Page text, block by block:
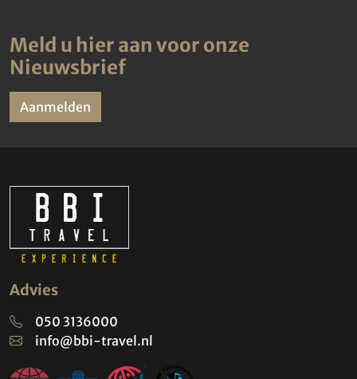
Meld u hier aan voor onze
Nieuwsbrief
Aanmelden
Advies
050 3136000
info@bbi-travel.nl